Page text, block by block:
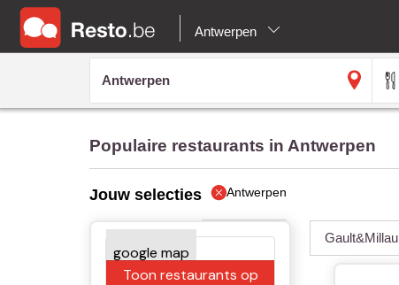
Antwerpen
Populaire restaurants in Antwerpen
Jouw selecties Antwerpen
Toon restaurants op
Gault&Millau